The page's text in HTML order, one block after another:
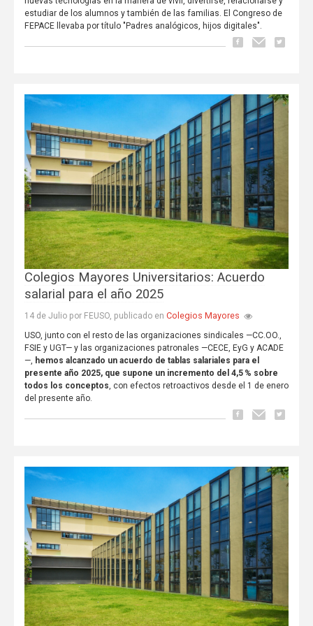
estudiar de los alumnos y también de las familias. El Congreso de
FEPACE llevaba por título "Padres analógicos, hijos digitales".
Colegios Mayores Universitarios: Acuerdo
salarial para el año 2025
14 de Julio por FEUSO, publicado en Colegios Mayores
USO, junto con el resto de las organizaciones sindicales —CC.OO.,
FSIE y UGT— y las organizaciones patronales —CECE, EyG y ACADE
—, hemos alcanzado un acuerdo de tablas salariales para el
presente año 2025, que supone un incremento del 4,5 % sobre
todos los conceptos, con efectos retroactivos desde el 1 de enero
del presente año.